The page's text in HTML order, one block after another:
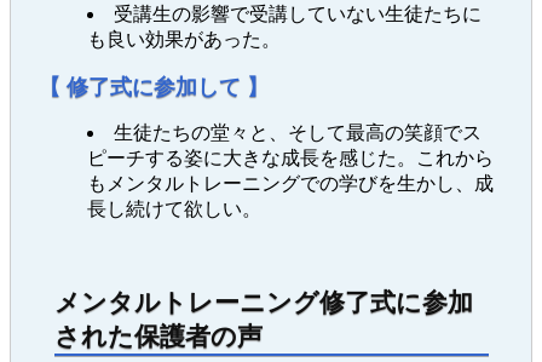
受講生の影響で受講していない生徒たちに
も良い効果があった。
【 修了式に参加して 】
生徒たちの堂々と、そして最高の笑顔でス
ピーチする姿に大きな成長を感じた。これから
もメンタルトレーニングでの学びを生かし、成
長し続けて欲しい。
メンタルトレーニング修了式に参加
された保護者の声